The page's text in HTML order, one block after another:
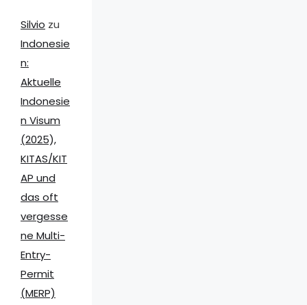
Silvio zu
Indonesie
n:
Aktuelle
Indonesie
n Visum
(2025),
KITAS/KIT
AP und
das oft
vergesse
ne Multi-
Entry-
Permit
(MERP)